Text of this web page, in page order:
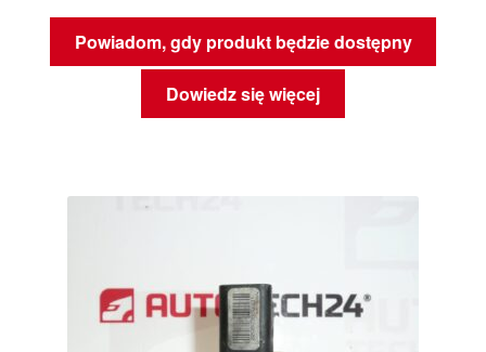
Powiadom, gdy produkt będzie dostępny
Dowiedz się więcej